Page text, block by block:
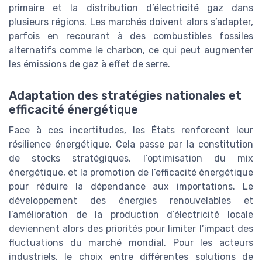
primaire et la distribution d’électricité gaz dans
plusieurs régions. Les marchés doivent alors s’adapter,
parfois en recourant à des combustibles fossiles
alternatifs comme le charbon, ce qui peut augmenter
les émissions de gaz à effet de serre.
Adaptation des stratégies nationales et
efficacité énergétique
Face à ces incertitudes, les États renforcent leur
résilience énergétique. Cela passe par la constitution
de stocks stratégiques, l’optimisation du mix
énergétique, et la promotion de l’efficacité énergétique
pour réduire la dépendance aux importations. Le
développement des énergies renouvelables et
l’amélioration de la production d’électricité locale
deviennent alors des priorités pour limiter l’impact des
fluctuations du marché mondial. Pour les acteurs
industriels, le choix entre différentes solutions de